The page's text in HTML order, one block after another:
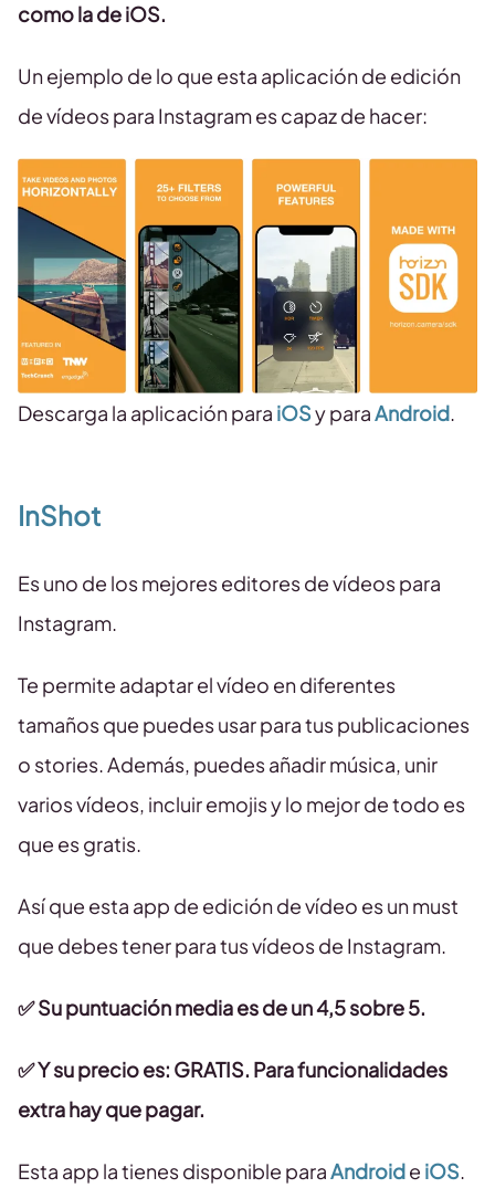
como la de iOS.
Un ejemplo de lo que esta aplicación de edición
de vídeos para Instagram es capaz de hacer:
Descarga la aplicación para iOSy para Android
InShot
Es uno de los mejores editores de vídeos para
Instagram.
Te permite adaptar el vídeo en diferentes
tamaños que puedes usar para tus publicaciones
o stories. Además, puedes añadir música, unir
varios vídeos, incluir emojis y lo mejor de todo es
que es gratis.
Así que esta app de edición de vídeo es un must
que debes tener para tus vídeos de Instagram.
✅Su puntuación media es de un 4,5 sobre 5.
✅ Y su precio es: GRATIS. Para funcionalidades
extra hay que pagar.
Esta app la tienes disponible para Androide iOS